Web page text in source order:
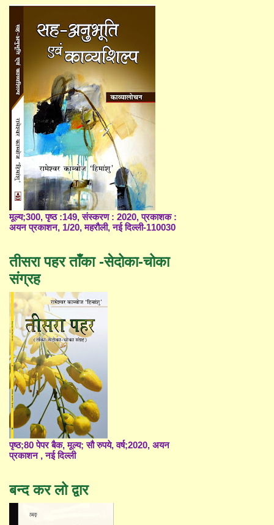
मूल्य;300, पृष्ठ :149, संस्करण : 2020, प्रकाशक :
अयन प्रकाशन, 1/20, महरौली, नई दिल्ली-110030
तीसरा पहर ताँका -सेदोका-चोका
संग्रह
पृष्ठ;80 पेपर बैक, मूल्य; सौ रुपये, वर्ष;2020, अयन
प्रकाशन , नई दिल्ली
बन्द कर लो द्वार